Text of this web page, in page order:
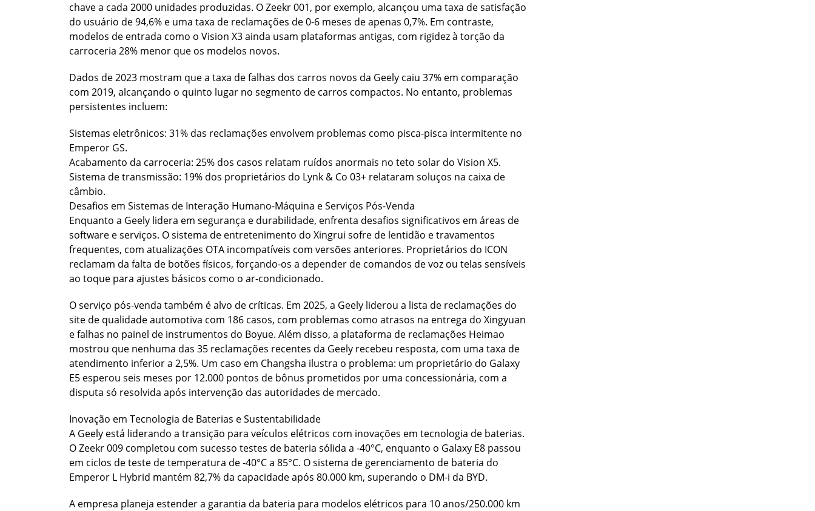
chave a cada 2000 unidades produzidas. O Zeekr 001, por exemplo, alcançou uma taxa de satisfação
do usuário de 94,6% e uma taxa de reclamações de 0-6 meses de apenas 0,7%. Em contraste,
modelos de entrada como o Vision X3 ainda usam plataformas antigas, com rigidez à torção da
carroceria 28% menor que os modelos novos.
Dados de 2023 mostram que a taxa de falhas dos carros novos da Geely caiu 37% em comparação
com 2019, alcançando o quinto lugar no segmento de carros compactos. No entanto, problemas
persistentes incluem:
Sistemas eletrônicos: 31% das reclamações envolvem problemas como pisca-pisca intermitente no
Emperor GS.
Acabamento da carroceria: 25% dos casos relatam ruídos anormais no teto solar do Vision X5.
Sistema de transmissão: 19% dos proprietários do Lynk & Co 03+ relataram soluços na caixa de
câmbio.
Desafios em Sistemas de Interação Humano-Máquina e Serviços Pós-Venda
Enquanto a Geely lidera em segurança e durabilidade, enfrenta desafios significativos em áreas de
software e serviços. O sistema de entretenimento do Xingrui sofre de lentidão e travamentos
frequentes, com atualizações OTA incompatíveis com versões anteriores. Proprietários do ICON
reclamam da falta de botões físicos, forçando-os a depender de comandos de voz ou telas sensíveis
ao toque para ajustes básicos como o ar-condicionado.
O serviço pós-venda também é alvo de críticas. Em 2025, a Geely liderou a lista de reclamações do
site de qualidade automotiva com 186 casos, com problemas como atrasos na entrega do Xingyuan
e falhas no painel de instrumentos do Boyue. Além disso, a plataforma de reclamações Heimao
mostrou que nenhuma das 35 reclamações recentes da Geely recebeu resposta, com uma taxa de
atendimento inferior a 2,5%. Um caso em Changsha ilustra o problema: um proprietário do Galaxy
E5 esperou seis meses por 12.000 pontos de bônus prometidos por uma concessionária, com a
disputa só resolvida após intervenção das autoridades de mercado.
Inovação em Tecnologia de Baterias e Sustentabilidade
A Geely está liderando a transição para veículos elétricos com inovações em tecnologia de baterias.
O Zeekr 009 completou com sucesso testes de bateria sólida a -40°C, enquanto o Galaxy E8 passou
em ciclos de teste de temperatura de -40°C a 85°C. O sistema de gerenciamento de bateria do
Emperor L Hybrid mantém 82,7% da capacidade após 80.000 km, superando o DM-i da BYD.
A empresa planeja estender a garantia da bateria para modelos elétricos para 10 anos/250.000 km